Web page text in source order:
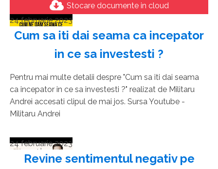
Stocare documente in cloud
24 februarie 2023
Cum sa iti dai seama ca incepator
in ce sa investesti ?
Pentru mai multe detalii despre "Cum sa iti dai seama
ca incepator in ce sa investesti ?" realizat de Militaru
Andrei accesati clipul de mai jos. Sursa Youtube -
Militaru Andrei
24 februarie 2023
Revine sentimentul negativ pe